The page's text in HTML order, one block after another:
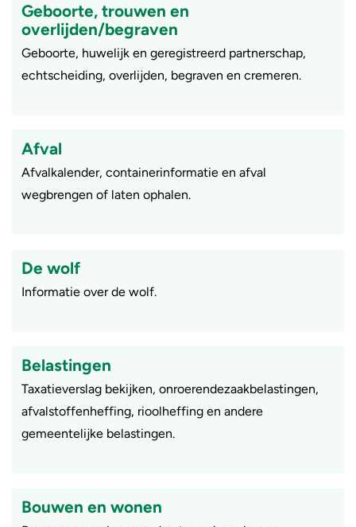
Geboorte, trouwen en
overlijden/begraven
Geboorte, huwelijk en geregistreerd partnerschap,
echtscheiding, overlijden, begraven en cremeren.
Afval
Afvalkalender, containerinformatie en afval
wegbrengen of laten ophalen.
De wolf
Informatie over de wolf.
Belastingen
Taxatieverslag bekijken, onroerendezaakbelastingen,
afvalstoffenheffing, rioolheffing en andere
gemeentelijke belastingen.
Bouwen en wonen